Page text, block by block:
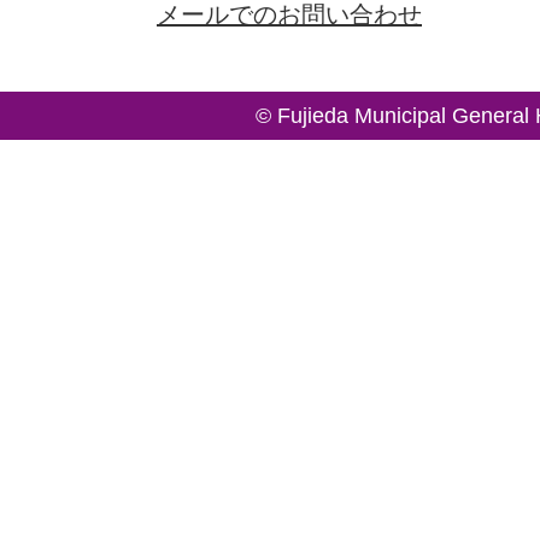
メールでのお問い合わせ
© Fujieda Municipal General